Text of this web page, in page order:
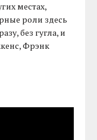
местах,
роли здесь
без гугла, и
Фрэнк